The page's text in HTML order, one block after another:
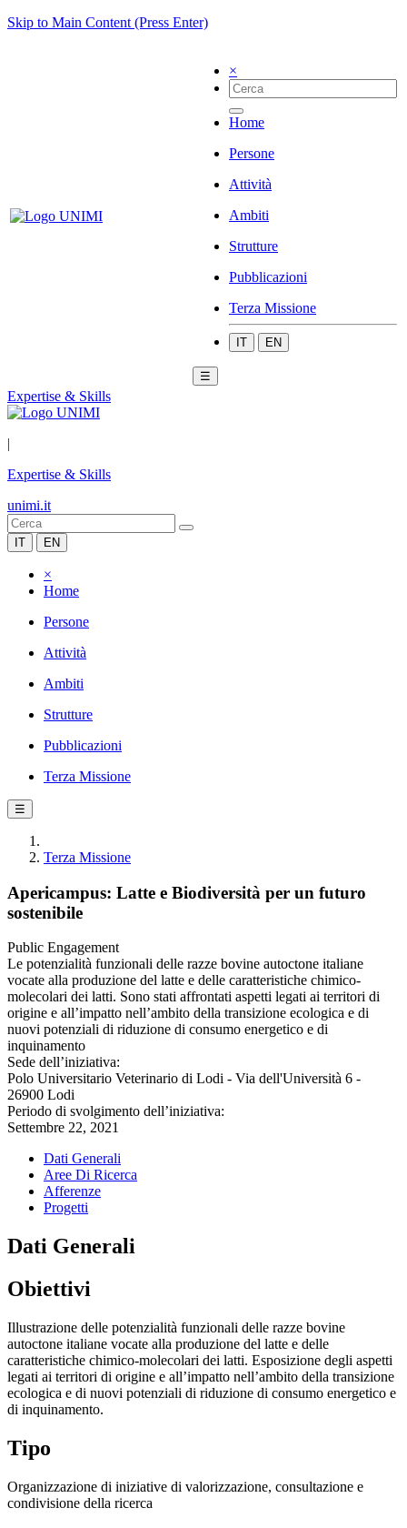
Skip to Main Content (Press Enter)
×
Home
Persone
Attività
Ambiti
Strutture
Pubblicazioni
Terza Missione
IT EN
☰
Expertise & Skills
|
Expertise & Skills
unimi.it
IT EN
×
Home
Persone
Attività
Ambiti
Strutture
Pubblicazioni
Terza Missione
☰
Terza Missione
Apericampus: Latte e Biodiversità per un futuro
sostenibile
Public Engagement
Le potenzialità funzionali delle razze bovine autoctone italiane
vocate alla produzione del latte e delle caratteristiche chimico-
molecolari dei latti. Sono stati affrontati aspetti legati ai territori di
origine e all’impatto nell’ambito della transizione ecologica e di
nuovi potenziali di riduzione di consumo energetico e di
inquinamento
Sede dell’iniziativa:
Polo Universitario Veterinario di Lodi - Via dell'Università 6 -
26900 Lodi
Periodo di svolgimento dell’iniziativa:
Settembre 22, 2021
Dati Generali
Aree Di Ricerca
Afferenze
Progetti
Dati Generali
Obiettivi
Illustrazione delle potenzialità funzionali delle razze bovine
autoctone italiane vocate alla produzione del latte e delle
caratteristiche chimico-molecolari dei latti. Esposizione degli aspetti
legati ai territori di origine e all’impatto nell’ambito della transizione
ecologica e di nuovi potenziali di riduzione di consumo energetico e
di inquinamento.
Tipo
Organizzazione di iniziative di valorizzazione, consultazione e
condivisione della ricerca